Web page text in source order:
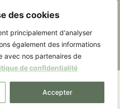
des cookies
principalement d'analyser
également des informations
avec nos partenaires de
de confidentialité
Accepter
60€
Liens utiles